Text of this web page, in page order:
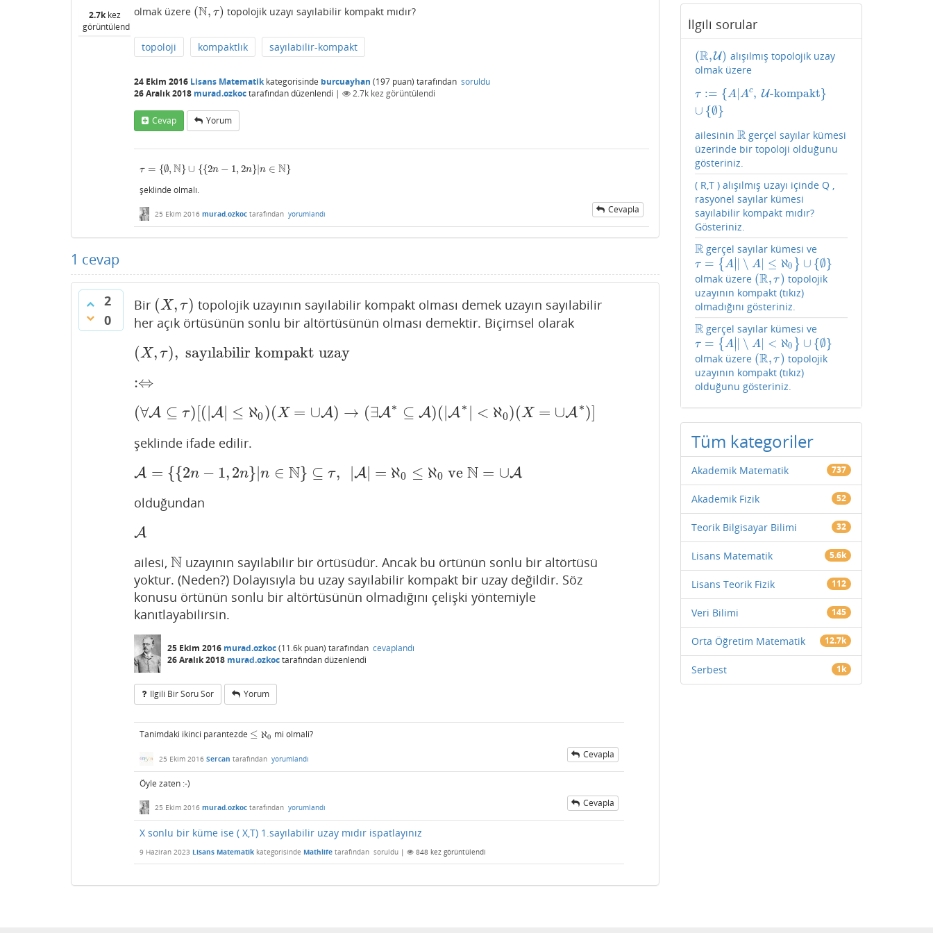
2.7kkez
görüntülendi
olmak üzere (N, τ)
(N,τ ) topolojik uzayı sayılabilir kompakt mıdır?
topoloji kompaktlık sayılabilir-kompakt
24 Ekim 2016 Lisans Matematikkategorisinde burcuayhan (197 puan) tarafından soruldu
26 Aralık 2018 murad.ozkoctarafındandüzenlendi | 2.7k kez görüntülendi
Cevap Yorum
τ = {∅, N}∪ {{2n − 1, 2n}| n ∈ N}
τ= {∅,N}∪{{2n−1, 2n }|n∈ N}
şeklinde olmalı.
25 Ekim 2016 murad.ozkoc tarafından yorumlandı Cevapla
1 cevap
2
0
Bir (X, τ)
(X,τ)
topolojik uzayının sayılabilir kompakt olması demek uzayın sayılabilir
her açık örtüsünün sonlu bir altörtüsünün olması demektir. Biçimsel olarak
(X, τ), sayılabilir kompakt uzay
(X,τ) sayılabilir kompakt uzay
:⇔
:⇔
(∀A ⊆ τ) ( A ≤ ℵ0 )(X = ∪A) → (∃A∗ ⊆ A)( |A∗ < ℵ0)(X = ∪A∗ )
(∀A ⊆τ )[(|A|≤ℵ0) X=∪A →( ∃A∗⊆A )(| A∗|<ℵ0)( =∪ A∗)]
şeklinde ifade edilir.
A = {{2n − 1,2n}|n ∈ N} ⊆ τ, |A| = ℵ0 ≤ ℵ0 veN = ∪A
A= {{2 n−1,2n |n∈N }⊆ τ, | |=ℵ 0≤ ℵ0veN=∪A
olduğundan
A
A
ailesi, N
N uzayının sayılabilir bir örtüsüdür. Ancak bu örtünün sonlu bir altörtüsü
yoktur. (Neden?) Dolayısıyla bu uzay sayılabilir kompakt bir uzay değildir. Söz
konusu örtünün sonlu bir altörtüsünün olmadığını çelişki yöntemiyle
kanıtlayabilirsin.
25 Ekim 2016 murad.ozkoc(11.6k puan) tarafından cevaplandı
26 Aralık 2018 murad.ozkoctarafındandüzenlendi
Ilgili Bir Soru Sor Yorum
Tanimdaki ikinci parantezde ≤ ℵ0
≤ℵ 0 mi olmali?
25 Ekim 2016 Sercan tarafından yorumlandı Cevapla
Öyle zaten :-)
25 Ekim 2016 murad.ozkoc tarafından yorumlandı Cevapla
X sonlu bir küme ise ( X,T) 1.sayılabilir uzay mıdır ispatlayınız
9 Haziran 2023 Lisans Matematik kategorisinde Mathlife tarafından soruldu | 848 kez görüntülendi
İlgili sorular
(R,U)
(R,U)
alışılmış topolojik uzay
olmak üzere
τ := {A| Ac , U-kompakt}
∪ {∅}
τ:={A| Ac, U-kompakt}∪{∅
ailesinin R
R gerçel sayılar kümesi
üzerinde bir topoloji olduğunu
gösteriniz.
( R,T ) alışılmış uzayı içinde Q ,
rasyonel sayılar kümesi
sayılabilir kompakt mıdır?
Gösteriniz.
R
R gerçel sayılar kümesi ve
τ = { A∣
∣ | ∖ A| ≤ ℵ0 } ∪ {∅}
τ= {A ||∖A |≤ ℵ0 ∪{∅}
olmak üzere (R, τ)
(R,τ)
topolojik
uzayının kompakt (tıkız)
olmadığını gösteriniz.
R
R gerçel sayılar kümesi ve
τ = { A∣
∣| ∖ A| < ℵ0 } ∪ {∅}
τ= {A ||∖A |< ℵ0 ∪{∅}
olmak üzere (R, τ)
(R,τ)
topolojik
uzayının kompakt (tıkız)
olduğunu gösteriniz.
Tüm kategoriler
Akademik Matematik 737
Akademik Fizik 52
Teorik Bilgisayar Bilimi 32
Lisans Matematik 5.6k
Lisans Teorik Fizik 112
Veri Bilimi 145
Orta Öğretim Matematik 12.7k
Serbest 1k